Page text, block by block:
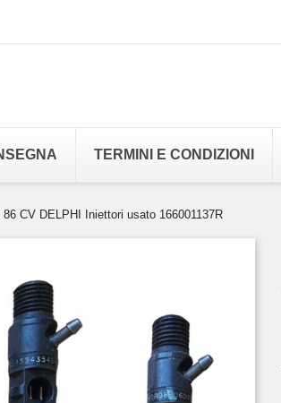
TERMINI E CONDIZIONI
CV DELPHI Iniettori usato 166001137R